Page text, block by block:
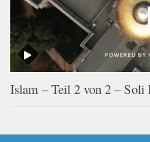
Islam – Teil 2 von 2 –